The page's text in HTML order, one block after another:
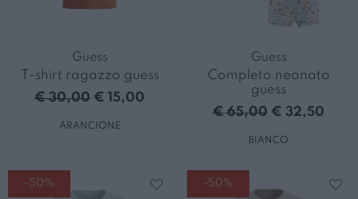
Guess
T-shirt ragazzo guess
€ 30,00 € 15,00
ARANCIONE
Guess
Completo neonato
guess
€ 65,00 € 32,50
BIANCO
-50% -50%